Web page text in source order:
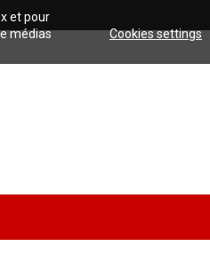
et pour
médias
Cookies settings